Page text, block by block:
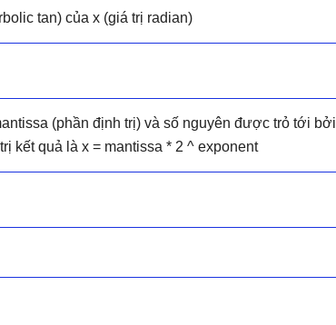
tan) của x (giá trị radian)
(phần định trị) và số nguyên được trỏ tới bởi
kết quả là x = mantissa * 2 ^ exponent